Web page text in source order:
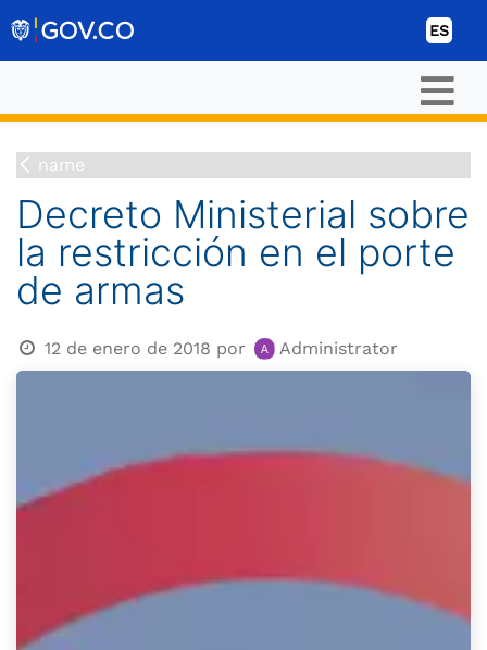
ES
name
Decreto Ministerial sobre
la restricción en el porte
de armas
12 de enero de 2018 por Administrator